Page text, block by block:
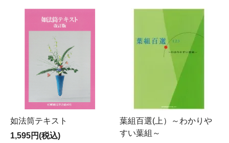
如法筒テキスト
1,595円(税込)
葉組百選(上）～わかりや
すい葉組～